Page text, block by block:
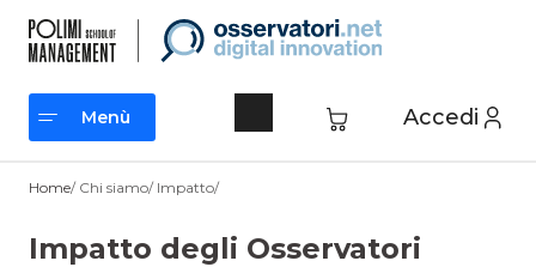
contenuto
Accedi
Menù
Home/ Chi siamo/ Impatto/
Impatto degli Osservatori